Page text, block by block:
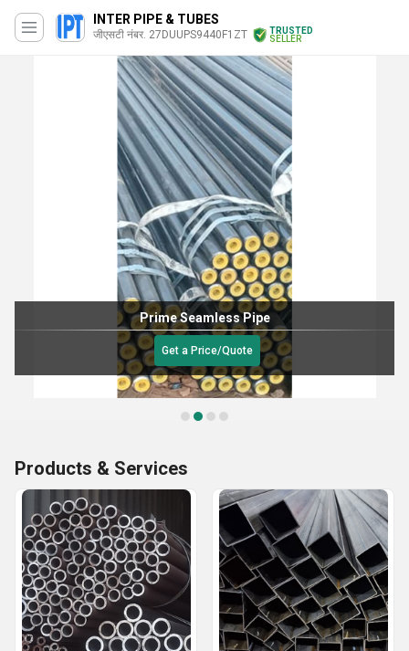
INTER PIPE & TUBES
जीएसटी नंबर. 27DUUPS9440F1ZT
TRUSTED
SELLER
Prime Seamless Pipe
Get a Price/Quote
Products & Services